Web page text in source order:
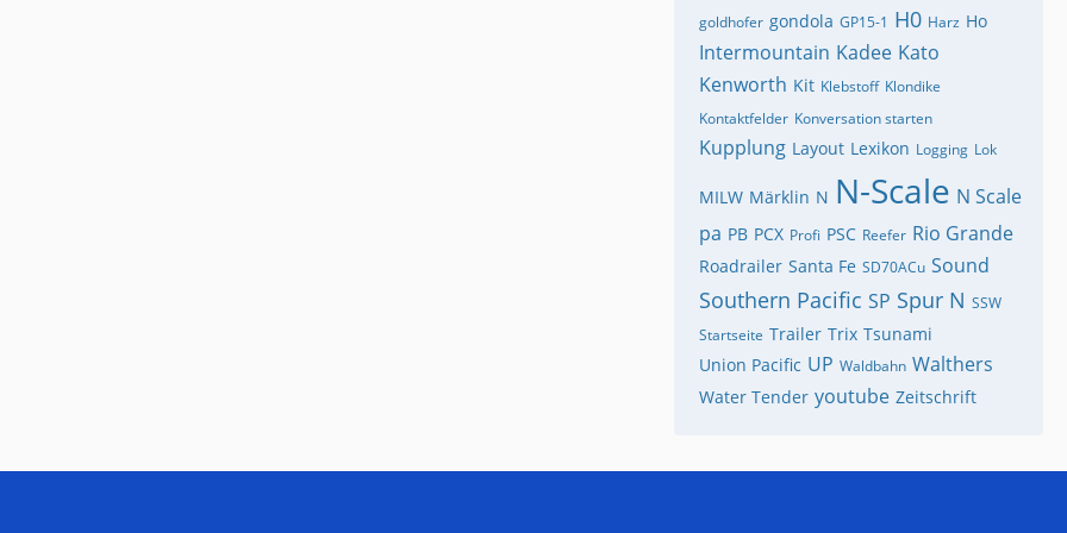
goldhofer gondola GP15-1 H0 Harz Ho
Intermountain Kadee Kato
Kenworth Kit Klebstoff Klondike
Kontaktfelder Konversation starten
Kupplung Layout Lexikon Logging Lok
MILW Märklin N N-Scale N Scale
pa PB PCX Profi PSC Reefer Rio Grande
Roadrailer Santa Fe SD70ACu Sound
Southern Pacific SP Spur N SSW
Startseite Trailer Trix Tsunami
Union Pacific UP Waldbahn Walthers
Water Tender youtube Zeitschrift